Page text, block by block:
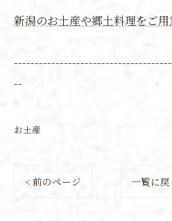
新潟のお土産や郷土料理をご用
--
お土産
< 前のページ 一覧に戻